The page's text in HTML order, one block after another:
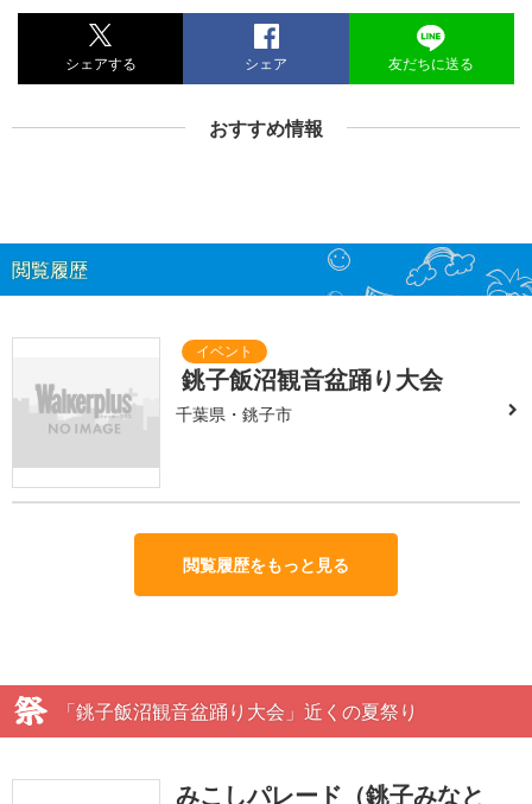
シェアする シェア 友だちに送る
おすすめ情報
閲覧履歴
銚子飯沼観音盆踊り大会
千葉県・銚子市
閲覧履歴をもっと見る
「銚子飯沼観音盆踊り大会」近くの夏祭り
みこしパレード（銚子みなと